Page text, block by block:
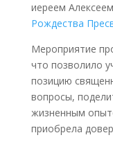
иереем
Рождества
Мероприятие
что позволило
позицию
вопросы,
жизненным
приобрела